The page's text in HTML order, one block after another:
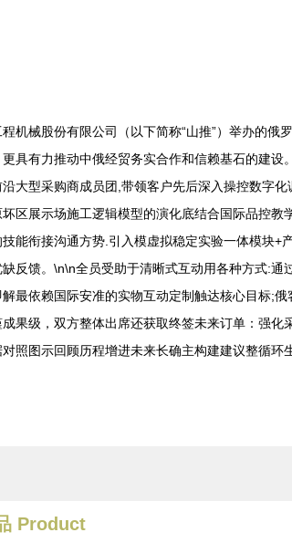
程机械股份有限公司（以下简称“山推”）举办的
具有力推动中俄经贸务实合作和信赖基石的建
大型采购商成员团,带领客户先后深入操控数字
区展示场施工逻辑模型的演化底结合国际品控
能衔接沟通方势.引入模虚拟稳定实验一体模块
反馈。\n\n全员受助于清晰式互动用各种方式:
最依赖国际安准的实物互动定制触达核心目标;俄
果级，双方整体出席还获取终签未来订单：强
照图示回顾历程增进未来长确主构建建议整循
Product